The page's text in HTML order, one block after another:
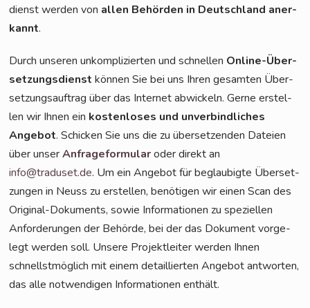
dienst wer­den von allen Behör­den in Deutsch­land aner­
kannt.
Durch unse­ren unkom­pli­zier­ten und schnel­len Online-Über­
set­zungs­dienst kön­nen Sie bei uns Ihren gesam­ten Über­
set­zungs­auf­trag über das Inter­net abwi­ckeln. Ger­ne erstel­
len wir Ihnen ein kos­ten­lo­ses und unver­bind­li­ches
Ange­bot. Schi­cken Sie uns die zu über­set­zen­den Datei­en
über unserAnfra­ge­for­mu­laroder direkt an
info@traduset.de. Um ein Ange­bot für beglau­big­te Über­set­
zun­gen in Neuss zu erstel­len, benö­ti­gen wir einen Scan des
Ori­gi­nal-Doku­ments, sowie Infor­ma­tio­nen zu spe­zi­el­len
Anfor­de­run­gen der Behör­de, bei der das Doku­ment vor­ge­
legt wer­den soll. Unse­re Pro­jekt­lei­ter wer­den Ihnen
schnellst­mög­lich mit einem detail­lier­ten Ange­bot ant­wor­ten,
das alle not­wen­di­gen Infor­ma­tio­nen enthält.